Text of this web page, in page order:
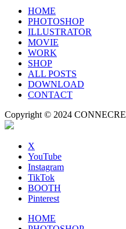
HOME
PHOTOSHOP
ILLUSTRATOR
MOVIE
WORK
SHOP
ALL POSTS
DOWNLOAD
CONTACT
Copyright © 2024 CONNECRE
X
YouTube
Instagram
TikTok
BOOTH
Pinterest
HOME